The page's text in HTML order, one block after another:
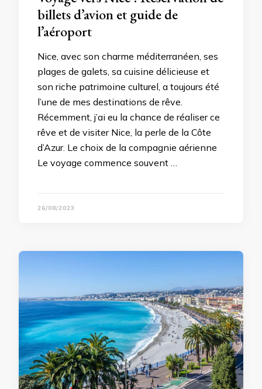
billets d’avion et guide de
l’aéroport
Nice, avec son charme méditerranéen, ses
plages de galets, sa cuisine délicieuse et
son riche patrimoine culturel, a toujours été
l’une de mes destinations de rêve.
Récemment, j’ai eu la chance de réaliser ce
rêve et de visiter Nice, la perle de la Côte
d’Azur. Le choix de la compagnie aérienne
Le voyage commence souvent …
26/08/2023